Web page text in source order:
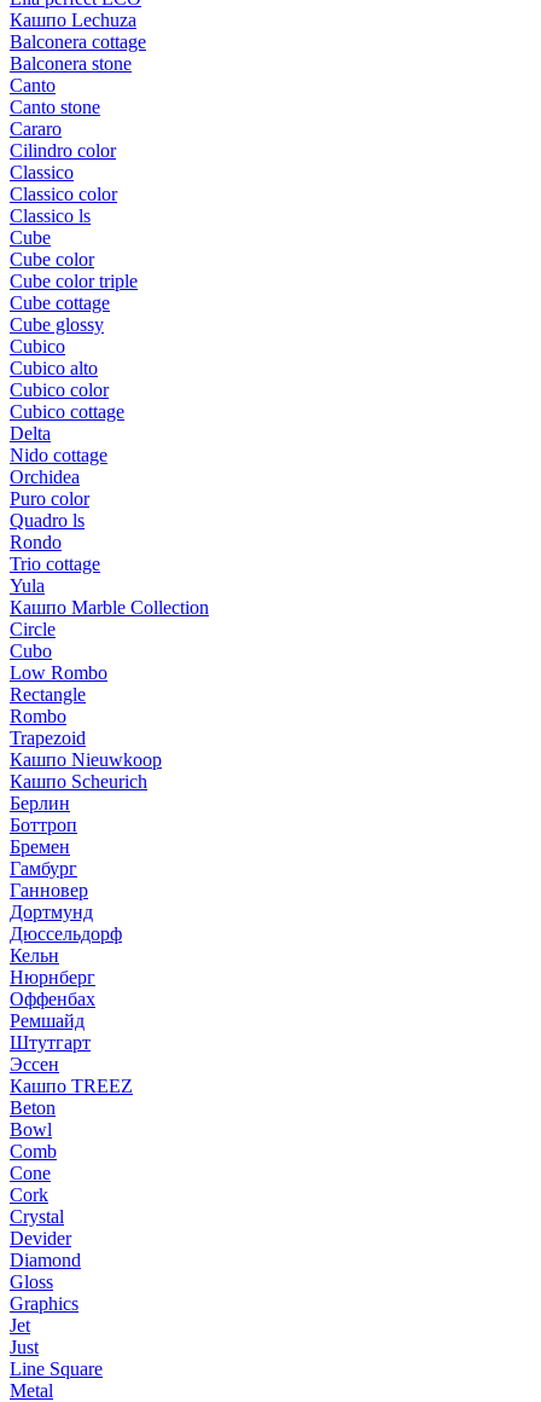
Кашпо Lechuza
Balconera cottage
Balconera stone
Canto
Canto stone
Cararo
Cilindro color
Classico
Classico color
Classico ls
Cube
Cube color
Cube color triple
Cube cottage
Cube glossy
Cubico
Cubico alto
Cubico color
Cubico cottage
Delta
Nido cottage
Orchidea
Puro color
Quadro ls
Rondo
Trio cottage
Yula
Кашпо Marble Collection
Circle
Cubo
Low Rombo
Rectangle
Rombo
Trapezoid
Кашпо Nieuwkoop
Кашпо Scheurich
Берлин
Боттроп
Бремен
Гамбург
Ганновер
Дортмунд
Дюссельдорф
Кельн
Нюрнберг
Оффенбах
Ремшайд
Штутгарт
Эссен
Кашпо TREEZ
Beton
Bowl
Comb
Cone
Cork
Crystal
Devider
Diamond
Gloss
Graphics
Jet
Just
Line Square
Metal